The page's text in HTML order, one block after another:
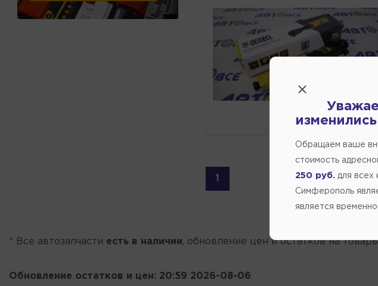
1
* Все автозапчасти есть в наличии, обновление цен и остатков на
Обновление остатков и цен: 20:59 2026-08-06
Обращаем ваше
стоимость
250 руб. для всех
Симферополь
является